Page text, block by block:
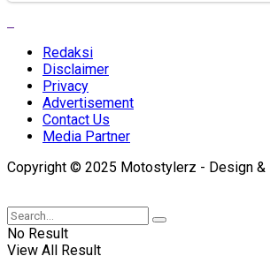
Redaksi
Disclaimer
Privacy
Advertisement
Contact Us
Media Partner
Copyright © 2025 Motostylerz - Design &
No Result
View All Result